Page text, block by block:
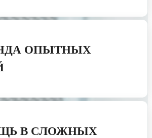
ОПЫТНЫХ
В СЛОЖНЫХ